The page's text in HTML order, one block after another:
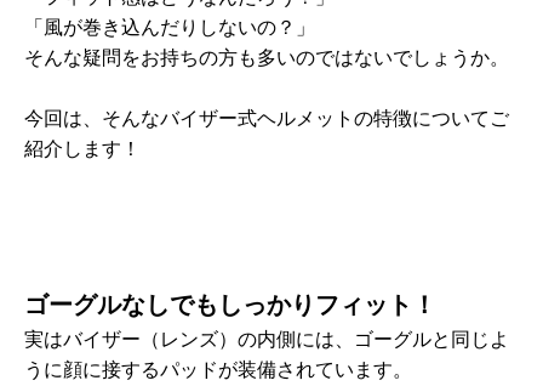
「風が巻き込んだりしないの？」
そんな疑問をお持ちの方も多いのではないでしょうか。
今回は、そんなバイザー式ヘルメットの特徴についてご
紹介します！
ゴーグルなしでもしっかりフィット！
実はバイザー（レンズ）の内側には、ゴーグルと同じよ
うに顔に接するパッドが装備されています。